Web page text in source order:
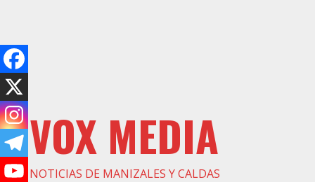
VOX MEDIA
NOTICIAS DE MANIZALES Y CALDAS